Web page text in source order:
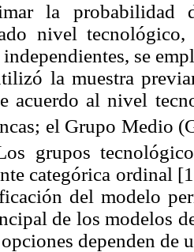
la probabilidad
nivel
se
la muestra
acuerdo al nivel
el Grupo Medio
grupos
categórica ordinal
del modelo
de los modelos
dependen de